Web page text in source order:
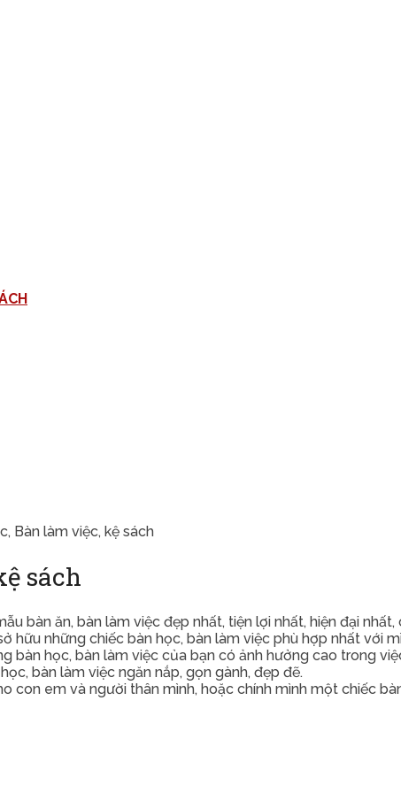
Bàn làm việc, kệ sách
sách
bàn ăn, bàn làm việc đẹp nhất, tiện lợi nhất, hiện đại
hữu những chiếc bàn học, bàn làm việc phù hợp nhất với
bàn học, bàn làm việc của bạn có ảnh hưởng cao trong
bàn làm việc ngăn nắp, gọn gành, đẹp đẽ.
con em và người thân mình, hoặc chính mình một chiếc